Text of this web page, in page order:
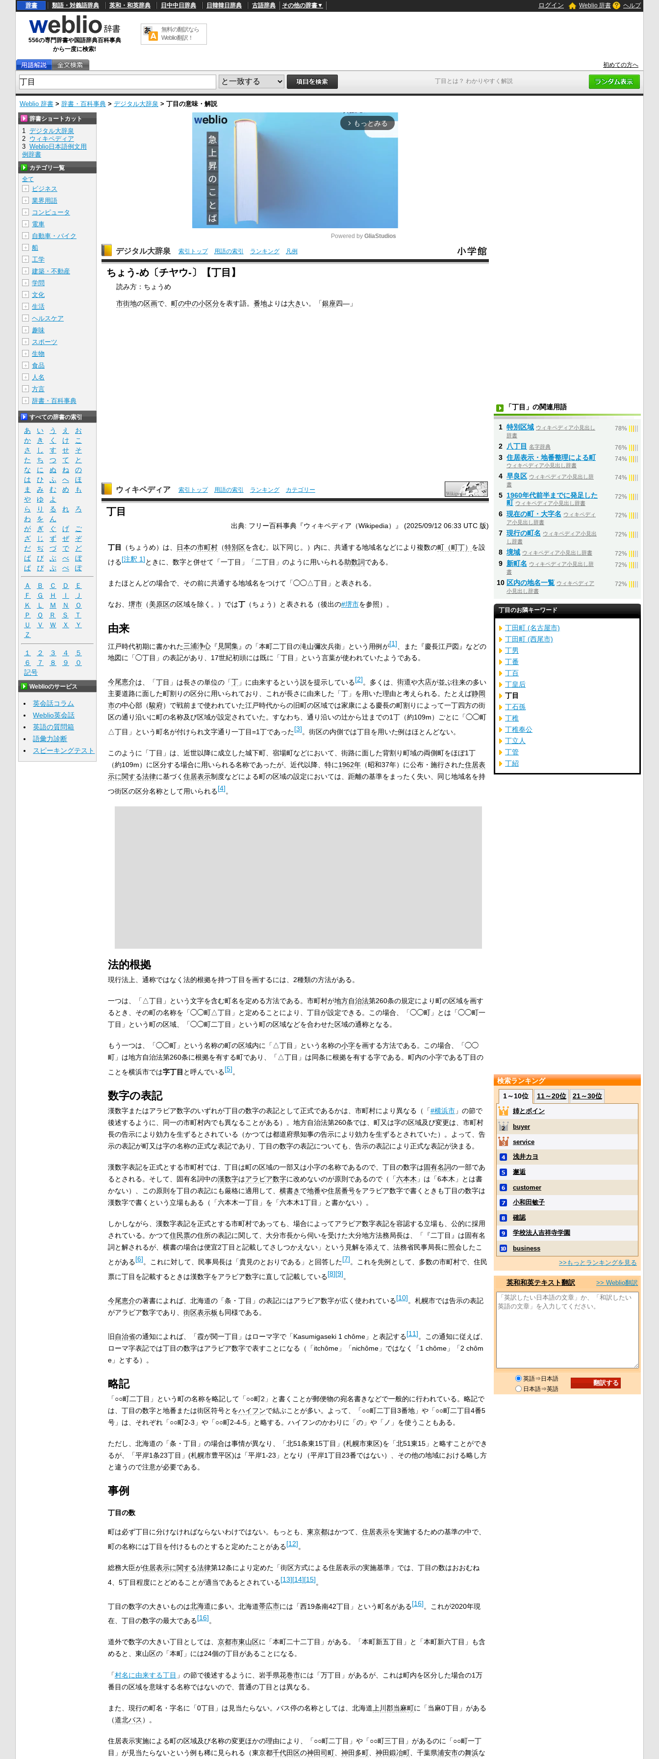
丁目とは？ わかりやすく解説
辞書 類語・対義語辞典 英和・和英辞典 日中中日辞典 日韓韓日辞典 古語辞典 その他の辞書▼ ログイン Weblio 辞書 ヘルプ
556の専門辞書や国語辞典百科事典
から一度に検索!
無料の翻訳なら
Weblio翻訳！
初めての方へ
Weblio 辞書 > 辞書・百科事典 > デジタル大辞泉 > 丁目 の意味・解説
arrow_forward_ios もっとみる
M
Powered by GliaStudios
デジタル大辞泉 索引トップ 用語の索引 ランキング 凡例
ちょう‐め〔チヤウ‐〕【丁目】
読み方：ちょうめ
市街地の区画で、町の中の小区分を表す語。番地よりは大き い。「銀座四―」
ウィキペディア 索引トップ 用語の索引 ランキング カテゴリー
丁目
出典: フリー百科事典『ウィキペディア（Wikipedia）』 (2025/09/12 06:33 UTC 版)
丁目 （ちょうめ）は、 日本の市町村（特別区を含む。以下同じ。）内に、共通する地域名などにより複数の町（町丁） を設
ける[注釈 1]ときに、数字と併せて「一丁目」「二丁目」のように用いられる助数詞である。
またほとんどの場合で、その前に共通する地域名をつけて「◯◯△丁目」と表される。
なお、 堺市（美原区の区域を除く。）では丁（ちょう）と表される（後出の#堺市を参照）。
由来
江戸時代初期に書かれた三浦浄心『 見聞集』の「本町二丁目の滝山彌次兵衛」という用例が[1] 、また『慶長江戸図』などの
地図に「◯丁目」の表記があり、17世紀初頭には既に「丁目」という言葉が使われていたようである。
今尾恵介は、「丁目」は長さの単位の「丁」に由来するという説を提示している[2]。多くは、 街道や大店が並ぶ往来の多い
主要道路に面した町割りの区分に用いられており、これが長さに由来した「丁」を用いた理由と考えられる。たとえば静岡
市の中心部（駿府）で戦前まで使われていた江戸時代からの旧町の区域では家康による慶長の町割りによって一丁四方の街
区の通り沿いに町の名称及び区域が設定されていた。すなわち、通り沿いの辻から辻までの1丁（約109m）ごとに「◯◯町
△丁目」という町名が付けられ文字通り一丁目=1丁であった[3]。街区の内側では丁目を用いた例はほとんどない。
このように「丁目」は、近世以降に成立した城下町、宿場町などにおいて、街路に面した背割り町域の両側町をほぼ1丁
（約109m）に区分する場合に用いられる名称であったが、近代以降、特に1962年（昭和37年）に公布・施行された住居表
示に関する法律に基づく 住居表示制度などによる町の区域の設定においては、距離の基準をまったく失い、同じ地域名を持
つ街区の区分名称として用いられる[4]。
法的根拠
現行法上、通称ではなく法的根拠を持つ丁目を画するには、2種類の方法がある。
一つは、「△丁目」という文字を含む町名を定める方法である。市町村が地方自治法第260条の規定により町の区域を画す
るとき、その町の名称を「◯◯町△丁目」と定めることにより、丁目が設定できる。この場合、「◯◯町」とは「◯◯町一
丁目」という町の区域、「◯◯町二丁目」という町の区域などを合わせた区域の通称となる。
もう一つは、「◯◯町」という名称の町の区域内に「△丁目」という名称の小字を画する方法である。この場合、「◯◯
町」は地方自治法第260条に根拠を有する町であり、「△丁目」は同条に根拠を有する字である。町内の小字である丁目の
ことを横浜市では字丁目 と呼んでいる[5]。
数字の表記
漢数字またはアラビア数字のいずれが丁目の数字の表記として正式であるかは、市町村により異なる（「#横浜市」の節で
後述するように、同一の市町村内でも異なることがある）。地方自治法第260条では、町又は字の区域及び変更は、市町村
長の告示により効力を生ずるとされている（かつては都道府県知事の告示により効力を生ずるとされていた）。よって、告
示の表記が町又は字の名称の正式な表記であり、丁目の数字の表記についても、告示の表記により正式な表記が決まる。
漢数字表記を正式とする市町村では、丁目は町の区域の一部又は小字の名称であるので、丁目の数字は固有名詞の一部であ
るとされる。そして、固有名詞中の漢数字はアラビア数字に改めないのが原則であるので（「六本木 」は「6本木」とは書
かない）、この原則を丁目の表記にも厳格に適用して、 横書き で地番や住居番号をアラビア数字で書くときも丁目の数字は
漢数字で書くという立場もある（「六本木一丁目」を「六本木1丁目」と書かない）。
しかしながら、漢数字表記を正式とする市町村であっても、場合によってアラビア数字表記を容認する立場も、公的に採用
されている。かつて住民票の住所の表記に関して、大分市長から伺いを受けた大分地方法務局長は、「『二丁目』は固有名
詞と解されるが、横書の場合は便宜2丁目と記載してさしつかえない」という見解を添えて、法務省民事局長に照会したこ
とがある[6]。これに対して、民事局長は「貴見のとおりである」と回答した[7]。これを先例として、多数の市町村で、住民
票に丁目を記載するときは漢数字をアラビア数字に直して記載している[8][9]。
今尾恵介の著書によれば、北海道の「条・丁目」の表記にはアラビア数字が広く使われている[10]。札幌市では告示の表記
がアラビア数字であり、 街区表示板も同様である。
旧自治省の通知によれば、「霞が関一丁目」はローマ字で「Kasumigaseki 1 chôme」と表記する[11]。この通知に従えば、
ローマ字表記では丁目の数字はアラビア数字で表すことになる（「itchôme」「nichôme」ではなく「1 chôme」「2 chôm
e」とする）。
略記
「○○町二丁目」という町の名称を略記して「○○町2」と書くことが郵便物の宛名書きなどで一般的に行われている。略記で
は、丁目の数字と地番または街区符号とをハイフンで結ぶことが多い。よって、「○○町二丁目3番地」や「○○町二丁目4番5
号」は、それぞれ「○○町2-3」や「○○町2-4-5」と略する。ハイフンのかわりに「の」や「ノ」を使うこともある。
ただし、北海道の「条・丁目」の場合は事情が異なり、「北51条東15丁目」(札幌市東区)を「北51東15」と略すことができ
るが、「平岸1条23丁目」(札幌市豊平区)は「平岸1-23」となり（平岸1丁目23番ではない）、その他の地域における略し方
と違うので注意が必要である。
事例
丁目の数
町は必ず丁目に分けなければならないわけではない。もっとも、 東京都はかつて、 住居表示を実施するための基準の中で、
町の名称には丁目を付けるものとすると定めたことがある[12]。
総務大臣が住居表示に関する法律第12条により定めた「街区方式による住居表示の実施基準」では、丁目の数はおおむね
4、5丁目程度にとどめることが適当であるとされている[13][14][15]。
丁目の数字の大きいものは北海道に多い。北海道帯広市には「西19条南42丁目」という町名がある[16]。これが2020年現
在、丁目の数字の最大である[16]。
道外で数字の大きい丁目としては、 京都市東山区に「本町二十二丁目」がある。「本町新五丁目」と「本町新六丁目」も含
めると、東山区の「本町」には24個の丁目があることになる。
「村名に由来する丁目 」の節で後述するように、岩手県花巻市には「万丁目」があるが、これは町内を区分した場合の1万
番目の区域を意味する名称ではないので、普通の丁目とは異なる。
また、現行の町名・字名に「0丁目」は見当たらない。バス停の名称としては、北海道 上川郡当麻町に「当麻0丁目」がある
（道北バス ）。
住居表示実施による町の区域及び名称の変更ほかの理由により、「○○町二丁目」や「○○町三丁目」があるのに「○○町一丁
目」が見当たらないという例も稀に見られる（東京都千代田区の神田司町、 神田多町、 神田鍛冶町、千葉県浦安市の舞浜な
辞書ショートカット
1 デジタル大辞泉
2 ウィキペディア
3 Weblio日本語例文用
例辞書
カテゴリ一覧
全て
＋
ビジネス
＋ 業界用語
＋ コンピュータ
＋ 電車
＋ 自動車・バイク
＋ 船
＋ 工学
＋ 建築・不動産
＋ 学問
＋ 文化
＋ 生活
＋ ヘルスケア
＋ 趣味
＋ スポーツ
＋ 生物
＋ 食品
＋ 人名
＋ 方言
＋ 辞書・百科事典
すべての辞書の索引
あ い う え
お
か
き く け
こ
さ
し す せ
そ
た
ち つ て
と
な
に ぬ ね
の
は
ひ ふ へ
ほ
ま
み む め
も
や
ゆ
よ
ら
り る れ
ろ
わ
を
ん
が
ぎ ぐ げ
ご
ざ
じ ず ぜ
ぞ
だ
ぢ づ で
ど
ば
び ぶ べ
ぼ
ぱ
ぴ ぷ ぺ ぽ
Ａ Ｂ Ｃ Ｄ
Ｅ
Ｆ
Ｇ Ｈ Ｉ
Ｊ
Ｋ
Ｌ Ｍ Ｎ
Ｏ
Ｐ
Ｑ Ｒ Ｓ
Ｔ
Ｕ
Ｖ Ｗ Ｘ
Ｙ
Ｚ
１ ２ ３ ４
５
６
７ ８ ９
０
記号
Weblioのサービス
英会話コラム
Weblio英会話
英語の質問箱
語彙力診断
スピーキングテスト
「丁目」の関連用語
1 特別区域 ウィキペディア小見出し
辞書
78%
2 八丁目 名字辞典 76%
3 住居表示・地番整理による町
ウィキペディア小見出し辞書
74%
4 早良区 ウィキペディア小見出し辞
書
74%
5 1960年代前半までに発足した
町 ウィキペディア小見出し辞書
72%
6 現在の町・大字名 ウィキペディ
ア小見出し辞書
72%
7 現行の町名 ウィキペディア小見出
し辞書
72%
8 境域 ウィキペディア小見出し辞書 72%
9 新町名 ウィキペディア小見出し辞
書
72%
10 区内の地名一覧 ウィキペディア
小見出し辞書
72%
丁目のお隣キーワード
丁田町 (名古屋市)
丁田町 (西尾市)
丁男
丁番
丁百
丁皇后
丁目
丁石孫
丁稚
丁稚奉公
丁立人
丁管
丁紹
検索ランキング
1～10位
11～20位 21～30位
姉とボイン
buyer
service
浅井カヨ
邂逅
customer
小和田敏子
確認
学校法人吉祥寺学園
business
>>もっとランキングを見る
英和和英テキスト翻訳 >> Weblio翻訳
英語⇒日本語
日本語⇒英語